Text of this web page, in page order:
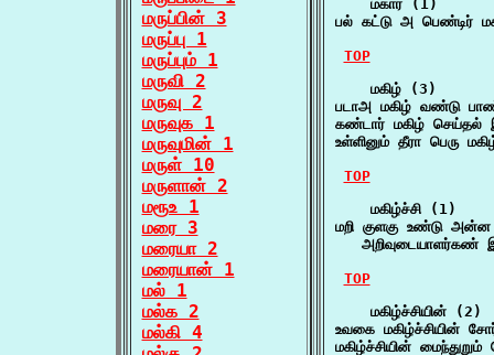
மருப்பின் 3
மருப்பு 1
மருப்பும் 1
மருவி 2
மருவு 2
மருவுக 1
மருவுமின் 1
மருள் 10
மருளான் 2
மரூஉ 1
மரை 3
மரையா 2
மரையான் 1
மல் 1
மல்க 2
மல்கி 4
    மகார் (1)
பல் கட்டு அ பெண்டிர்
TOP
    மகிழ் (3)
படாஅ மகிழ் வண்டு
கண்டார் மகிழ் செய்தல்
உள்ளினும் தீரா பெரு
TOP
    மகிழ்ச்சி (1)
மறி குளகு உண்டு அன்ன
அறிவுடையாளர்கண்
TOP
    மகிழ்ச்சியின் (2)
உவகை மகிழ்ச்சியின்
மகிழ்ச்சியின்